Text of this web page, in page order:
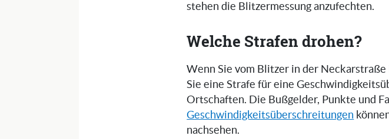
stehen die Blitzermessung anzufechten.
Welche Strafen drohen?
Wenn Sie vom Blitzer in der
Sie eine Strafe für eine
Ortschaften. Die Bußgelder, Punkte und
Geschwindigkeitsüberschreitungen
nachsehen.